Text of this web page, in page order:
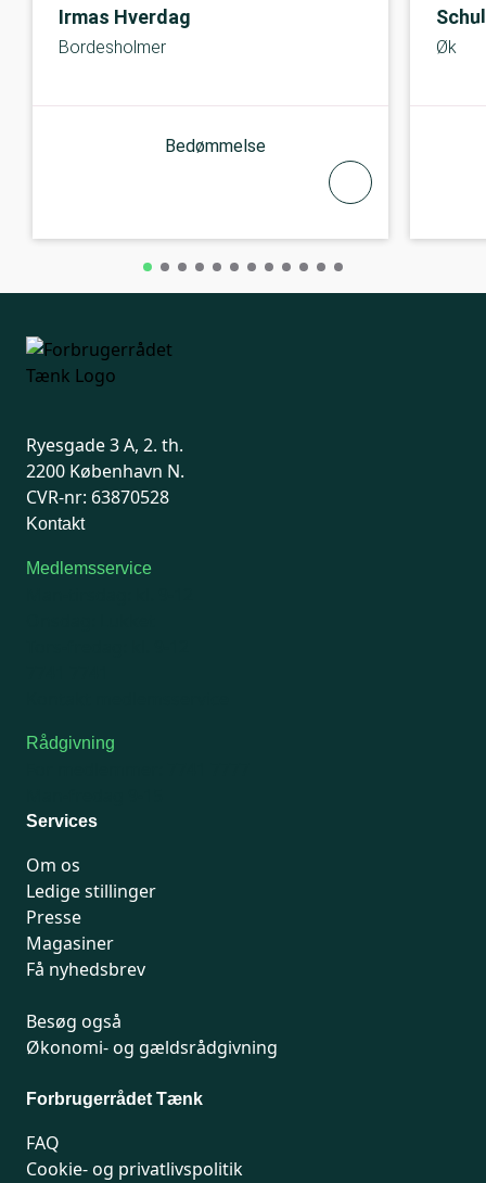
Irmas Hverdag
Bordesholmer
Bedømmelse
Ryesgade 3 A, 2. th.
2200 København N.
CVR-nr: 63870528
Kontakt
Medlemsservice
Rådgivning
Services
Om os
Ledige stillinger
Presse
Magasiner
Få nyhedsbrev
Besøg også
Økonomi- og gældsrådgivning
Forbrugerrådet Tænk
FAQ
Cookie- og privatlivspolitik